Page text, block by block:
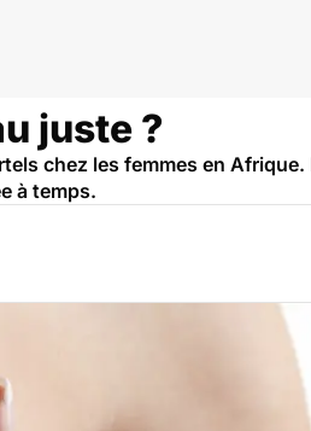
juste ?
chez les femmes en
à temps.